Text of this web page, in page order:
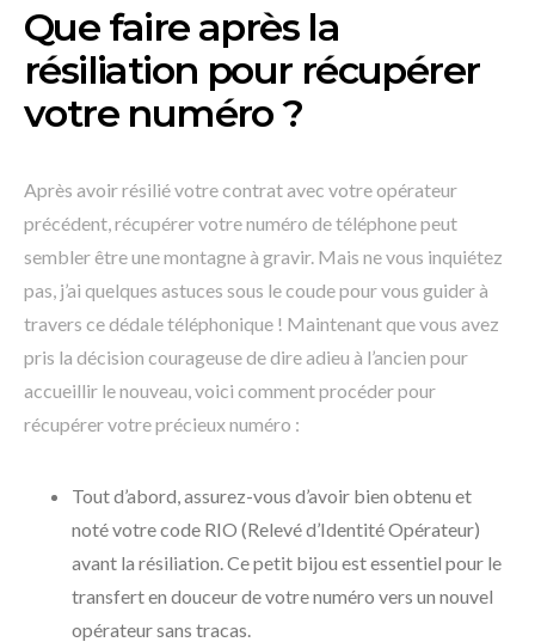
Que faire après la
résiliation pour récupérer
votre numéro ?
Après avoir résilié votre contrat avec votre opérateur
précédent, récupérer votre numéro de téléphone peut
sembler être une montagne à gravir. Mais ne vous inquiétez
pas, j’ai quelques astuces sous le coude pour vous guider à
travers ce dédale téléphonique ! Maintenant que vous avez
pris la décision courageuse de dire adieu à l’ancien pour
accueillir le nouveau, voici comment procéder pour
récupérer votre précieux numéro :
Tout d’abord, assurez-vous d’avoir bien obtenu et
noté votre code RIO (Relevé d’Identité Opérateur)
avant la résiliation. Ce petit bijou est essentiel pour le
transfert en douceur de votre numéro vers un nouvel
opérateur sans tracas.